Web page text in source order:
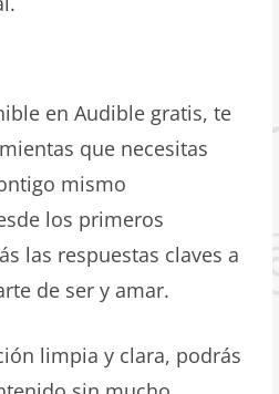
en Audible gratis, te
que necesitas
mismo
los primeros
las respuestas claves a
de ser y amar.
limpia y clara, podrás